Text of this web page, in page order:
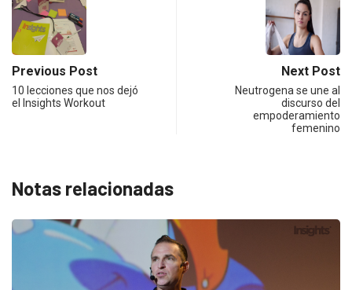
Previous Post
10 lecciones que nos dejó
el Insights Workout
Next Post
Neutrogena se une al
discurso del
empoderamiento
femenino
Notas relacionadas